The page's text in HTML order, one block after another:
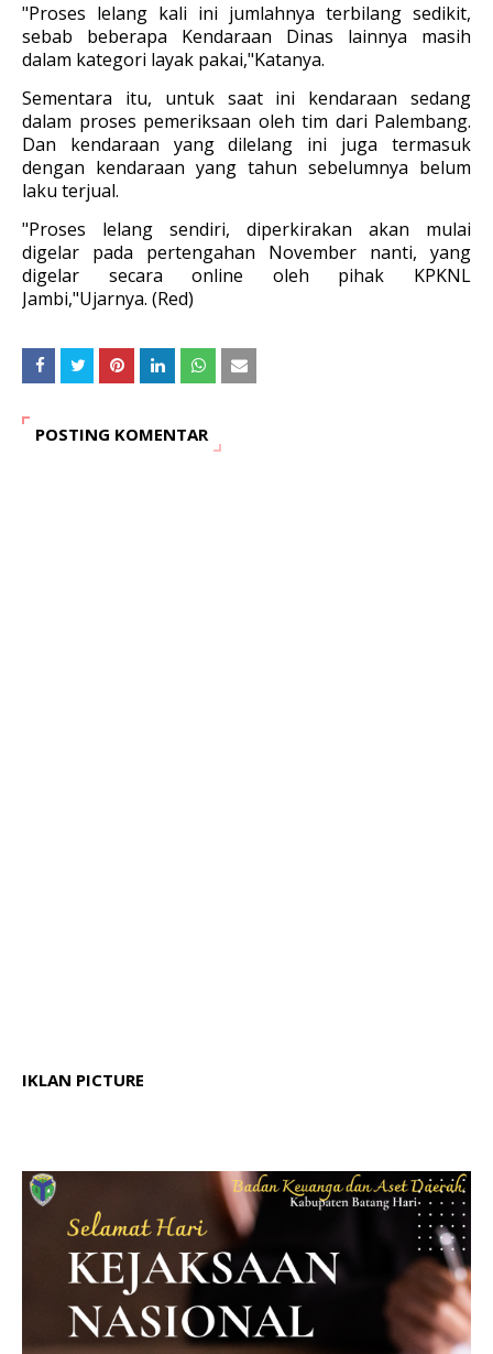
"Proses lelang kali ini jumlahnya terbilang sedikit,
sebab beberapa Kendaraan Dinas lainnya masih
dalam kategori layak pakai,"Katanya.
Sementara itu, untuk saat ini kendaraan sedang
dalam proses pemeriksaan oleh tim dari Palembang.
Dan kendaraan yang dilelang ini juga termasuk
dengan kendaraan yang tahun sebelumnya belum
laku terjual.
"Proses lelang sendiri, diperkirakan akan mulai
digelar pada pertengahan November nanti, yang
digelar secara online oleh pihak KPKNL
Jambi,"Ujarnya. (Red)
POSTING KOMENTAR
IKLAN PICTURE